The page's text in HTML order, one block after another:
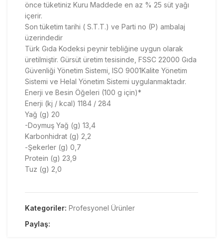
önce tüketiniz Kuru Maddede en az % 25 süt yağı
içerir.
Son tüketim tarihi ( S.T.T.) ve Parti no (P) ambalaj
üzerindedir
Türk Gıda Kodeksi peynir tebliğine uygun olarak
üretilmiştir. Gürsüt üretim tesisinde, FSSC 22000 Gıda
Güvenliği Yönetim Sistemi, ISO 9001Kalite Yönetim
Sistemi ve Helal Yönetim Sistemi uygulanmaktadır.
Enerji ve Besin Öğeleri (100 g için)*
Enerji (kj / kcal) 1184 / 284
Yağ (g) 20
-Doymuş Yağ (g) 13,4
Karbonhidrat (g) 2,2
-Şekerler (g) 0,7
Protein (g) 23,9
Tuz (g) 2,0
Kategoriler: Profesyonel Ürünler
Paylaş: